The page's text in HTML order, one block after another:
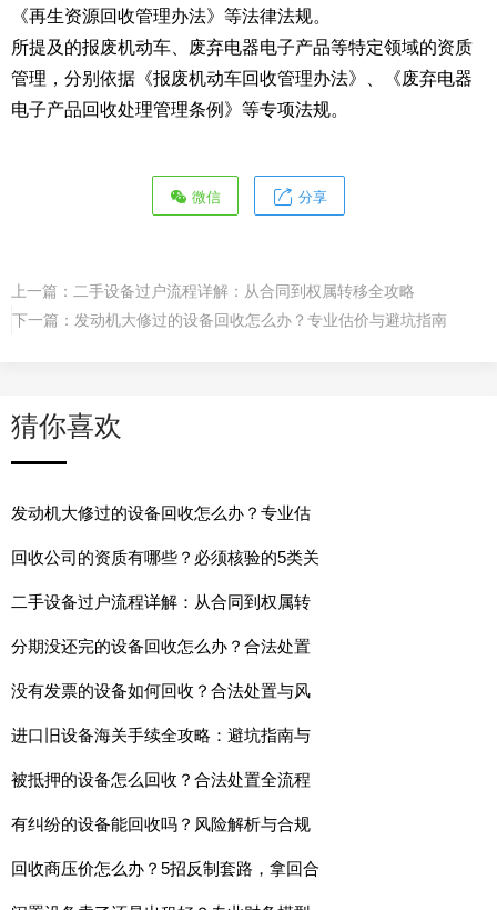
《再生资源回收管理办法》等法律法规。
所提及的报废机动车、废弃电器电子产品等特定领域的资质
管理，分别依据《报废机动车回收管理办法》、《废弃电器
电子产品回收处理管理条例》等专项法规。
微信 分享
上一篇： 二手设备过户流程详解：从合同到权属转移全攻略
下一篇： 发动机大修过的设备回收怎么办？专业估价与避坑指南
猜你喜欢
发动机大修过的设备回收怎么办？专业估
回收公司的资质有哪些？必须核验的5类关
二手设备过户流程详解：从合同到权属转
分期没还完的设备回收怎么办？合法处置
没有发票的设备如何回收？合法处置与风
进口旧设备海关手续全攻略：避坑指南与
被抵押的设备怎么回收？合法处置全流程
有纠纷的设备能回收吗？风险解析与合规
回收商压价怎么办？5招反制套路，拿回合